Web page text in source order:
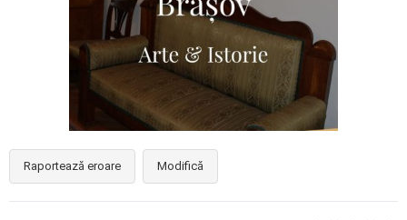
Raportează eroare Modifică